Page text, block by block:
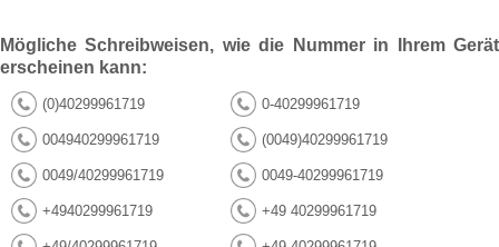
Mögliche Schreibweisen, wie die Nummer in Ihrem Gerät
erscheinen kann:
(0)40299961719 0-40299961719
004940299961719 (0049)40299961719
0049/40299961719 0049-40299961719
+4940299961719 +49 40299961719